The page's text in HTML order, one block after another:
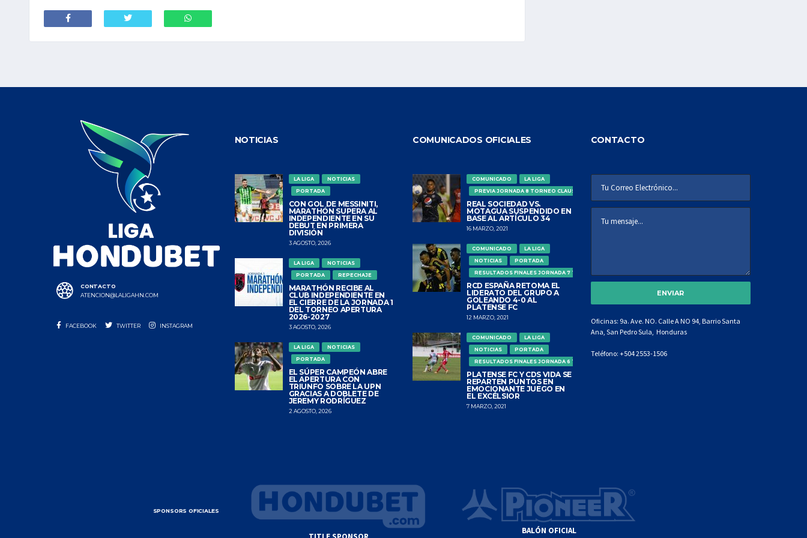
SALVAVIDA
HONDURAS
28 ENERO, 2021
MARKETING DEPORTIVO
LA COPA SALVAVIDA
27 ENERO, 2021
CONTACTO
ATENCION@LALIGAHN.COM
FACEBOOK TWITTER INSTAGRAM
NOTICIAS
LA LIGA
NOTICIAS
PORTADA
CON GOL DE MESSINITI,
MARATHÓN SUPERA AL
INDEPENDIENTE EN SU
DEBUT EN PRIMERA
DIVISIÓN
3 AGOSTO, 2026
LA LIGA
NOTICIAS
PORTADA
REPECHAJE
MARATHÓN RECIBE AL
CLUB INDEPENDIENTE EN
EL CIERRE DE LA JORNADA 1
DEL TORNEO APERTURA
2026-2027
3 AGOSTO, 2026
LA LIGA
NOTICIAS
PORTADA
EL SÚPER CAMPEÓN ABRE
EL APERTURA CON
TRIUNFO SOBRE LA UPN
GRACIAS A DOBLETE DE
JEREMY RODRÍGUEZ
2 AGOSTO, 2026
COMUNICADOS OFICIALES
COMUNICADO
LA LIGA
PREVIA JORNADA 8 TORNEO CLAUSURA
REAL SOCIEDAD VS.
MOTAGUA SUSPENDIDO EN
BASE AL ARTÍCULO 34
16 MARZO, 2021
COMUNICADO
LA LIGA
NOTICIAS
PORTADA
RESULTADOS FINALES JORNADA 7 TORNEO CLAUSURA
RCD ESPAÑA RETOMA EL
LIDERATO DEL GRUPO A
GOLEANDO 4-0 AL
PLATENSE FC
12 MARZO, 2021
COMUNICADO
LA LIGA
NOTICIAS
PORTADA
RESULTADOS FINALES JORNADA 6 TORNEO CLAUSURA
PLATENSE FC Y CDS VIDA SE
REPARTEN PUNTOS EN
EMOCIONANTE JUEGO EN
EL EXCÉLSIOR
7 MARZO, 2021
CONTACTO
Oficinas: 9a. Ave. NO. Calle A NO 94, Barrio Santa
Ana, San Pedro Sula, Honduras
Teléfono: +504 2553-1506
SPONSORS OFICIALES
BALÓN OFICIAL